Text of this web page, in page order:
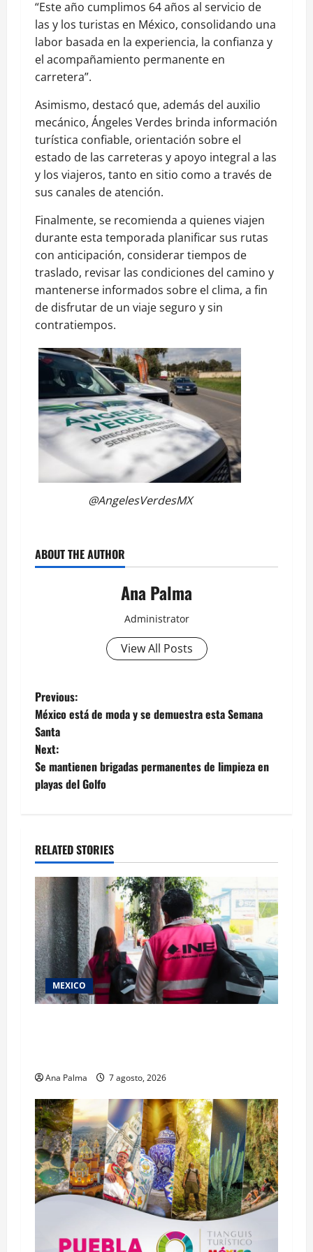
“Este año cumplimos 64 años al servicio de
las y los turistas en México, consolidando una
labor basada en la experiencia, la confianza y
el acompañamiento permanente en
carretera”.
Asimismo, destacó que, además del auxilio
mecánico, Ángeles Verdes brinda información
turística confiable, orientación sobre el
estado de las carreteras y apoyo integral a las
y los viajeros, tanto en sitio como a través de
sus canales de atención.
Finalmente, se recomienda a quienes viajen
durante esta temporada planificar sus rutas
con anticipación, considerar tiempos de
traslado, revisar las condiciones del camino y
mantenerse informados sobre el clima, a fin
de disfrutar de un viaje seguro y sin
contratiempos.
@AngelesVerdesMX
ABOUT THE AUTHOR
Ana Palma
Administrator
View All Posts
Post
navigation
Previous:
México está de moda y se demuestra esta Semana
Santa
Next:
Se mantienen brigadas permanentes de limpieza en
playas del Golfo
RELATED STORIES
MEXICO
Ana Palma 7 agosto, 2026